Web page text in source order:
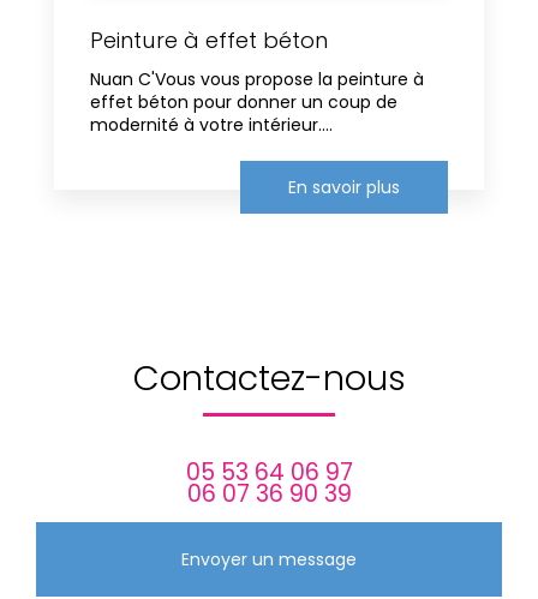
Peinture à effet béton
Nuan C'Vous vous propose la peinture à
effet béton pour donner un coup de
modernité à votre intérieur....
En savoir plus
Contactez-nous
05 53 64 06 97
06 07 36 90 39
Envoyer un message